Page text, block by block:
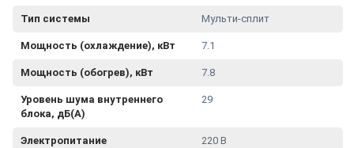
Тип системы Мульти-сплит
Мощность (охлаждение), кВт 7.1
Мощность (обогрев), кВт 7.8
Уровень шума внутреннего
блока, дБ(А)
29
Электропитание 220 В